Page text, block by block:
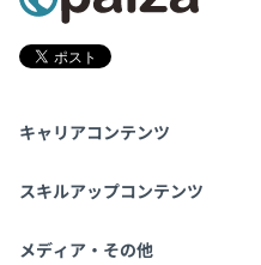
キャリアコンテンツ
転職・キャリア
スキルアップコンテンツ
学習
メディア・その他